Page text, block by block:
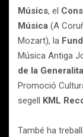
Músics, el
Música (A
Mozart), la
Música Antiga
de la
Promoció
segell KML
També ha